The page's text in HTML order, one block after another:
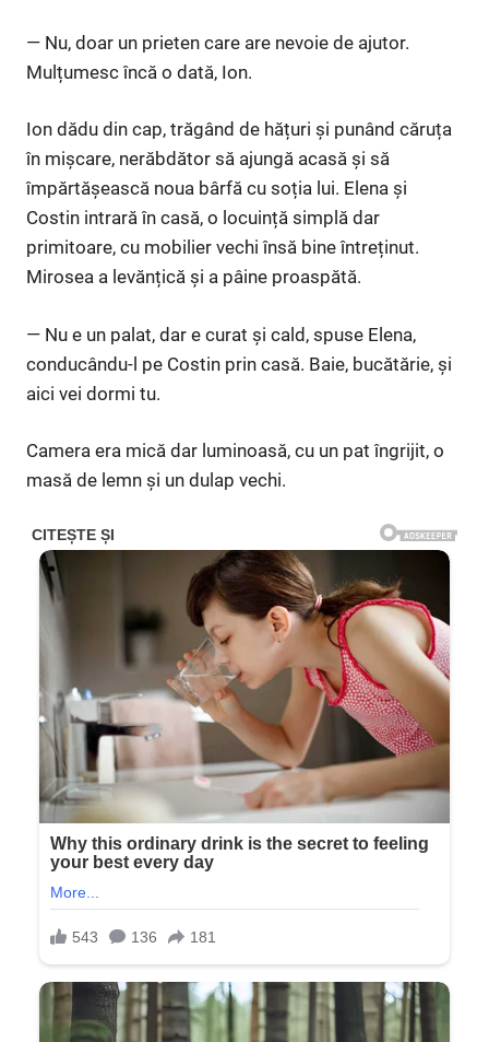
— Nu, doar un prieten care are nevoie de ajutor.
Mulțumesc încă o dată, Ion.
Ion dădu din cap, trăgând de hățuri și punând căruța
în mișcare, nerăbdător să ajungă acasă și să
împărtășească noua bârfă cu soția lui. Elena și
Costin intrară în casă, o locuință simplă dar
primitoare, cu mobilier vechi însă bine întreținut.
Mirosea a levănțică și a pâine proaspătă.
— Nu e un palat, dar e curat și cald, spuse Elena,
conducându-l pe Costin prin casă. Baie, bucătărie, și
aici vei dormi tu.
Camera era mică dar luminoasă, cu un pat îngrijit, o
masă de lemn și un dulap vechi.